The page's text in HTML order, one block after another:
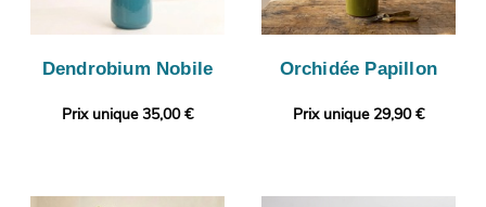
Dendrobium Nobile
Prix unique 35,00 €
Orchidée Papillon
Prix unique 29,90 €